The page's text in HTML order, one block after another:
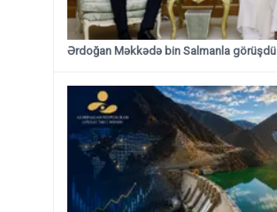
Ərdoğan Məkkədə bin Salmanla görüşdü